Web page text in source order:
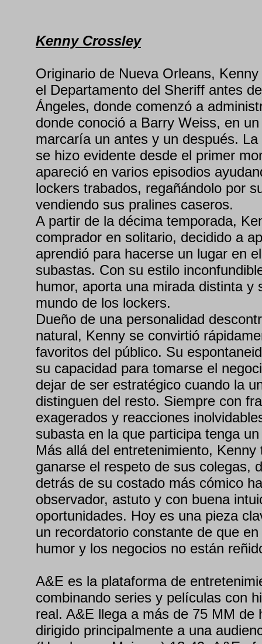
Kenny Crossley
Originario de Nueva Orleans,
el Departamento del Sheriff antes
Ángeles, donde comenzó a
donde conoció a Barry Weiss, en
marcaría un antes y un después.
se hizo evidente desde el primer
apareció en varios episodios
lockers trabados, regañándolo por
vendiendo sus pralines caseros.
A partir de la décima temporada,
comprador en solitario, decidido a
aprendió para hacerse un lugar en
subastas. Con su estilo
humor, aporta una mirada distinta y
mundo de los lockers.
Dueño de una personalidad
natural, Kenny se convirtió
favoritos del público. Su
su capacidad para tomarse el
dejar de ser estratégico cuando la
distinguen del resto. Siempre con
exagerados y reacciones
subasta en la que participa tenga
Más allá del entretenimiento, Kenny
ganarse el respeto de sus colegas,
detrás de su costado más cómico
observador, astuto y con buena
oportunidades. Hoy es una pieza
un recordatorio constante de que
humor y los negocios no están
A&E es la plataforma de
combinando series y películas con
real. A&E llega a más de 75 MM de
dirigido principalmente a una